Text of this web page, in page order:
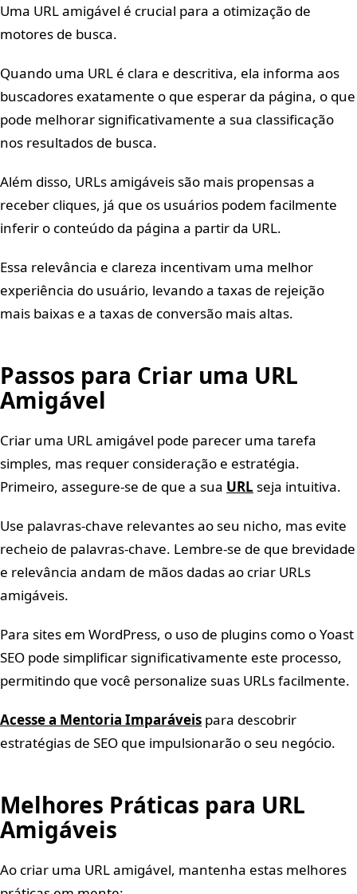
Uma URL amigável é crucial para a otimização de
motores de busca.
Quando uma URL é clara e descritiva, ela informa aos
buscadores exatamente o que esperar da página, o que
pode melhorar significativamente a sua classificação
nos resultados de busca.
Além disso, URLs amigáveis são mais propensas a
receber cliques, já que os usuários podem facilmente
inferir o conteúdo da página a partir da URL.
Essa relevância e clareza incentivam uma melhor
experiência do usuário, levando a taxas de rejeição
mais baixas e a taxas de conversão mais altas.
Passos para Criar uma URL
Amigável
Criar uma URL amigável pode parecer uma tarefa
simples, mas requer consideração e estratégia.
Primeiro, assegure-se de que a sua URL seja intuitiva.
Use palavras-chave relevantes ao seu nicho, mas evite
recheio de palavras-chave. Lembre-se de que brevidade
e relevância andam de mãos dadas ao criar URLs
amigáveis.
Para sites em WordPress, o uso de plugins como o Yoast
SEO pode simplificar significativamente este processo,
permitindo que você personalize suas URLs facilmente.
Acesse a Mentoria Imparáveis para descobrir
estratégias de SEO que impulsionarão o seu negócio.
Melhores Práticas para URL
Amigáveis
Ao criar uma URL amigável, mantenha estas melhores